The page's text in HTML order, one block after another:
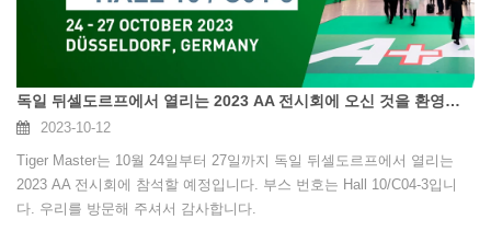
독일 뒤셀도르프에서 열리는 2023 AA 전시회에 오신 것을 환영합니다 - 홀 10/ C04-3
2023-10-12
Tiger Master는 10월 24일부터 27일까지 독일 뒤셀도르프에서 열리는
2023 AA 전시회에 참석할 예정입니다. 부스 번호는 Hall 10/C04-3입니
다. 우리를 방문해 주셔서 감사합니다.